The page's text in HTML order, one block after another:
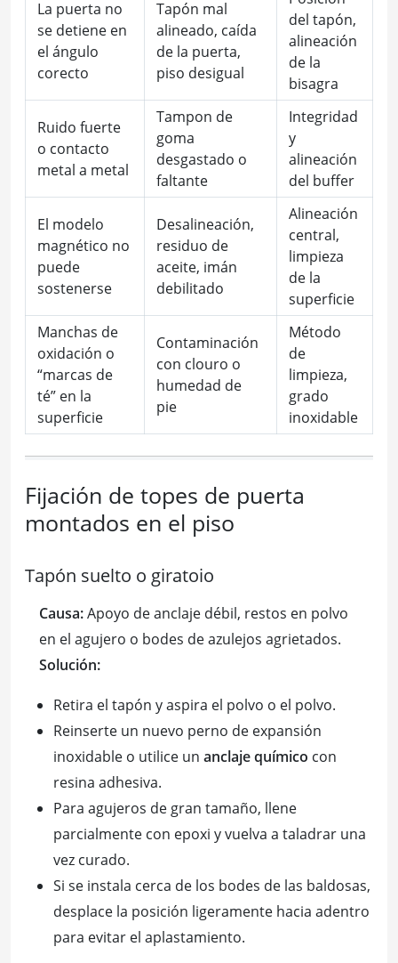
La puerta no
se detiene en
el ángulo
corecto
Tapón mal
alineado, caída
de la puerta,
piso desigual
del tapón,
alineación
de la
bisagra
Ruido fuerte
o contacto
metal a metal
Tampon de
goma
desgastado o
faltante
Integridad
y
alineación
del buffer
El modelo
magnético no
puede
sostenerse
Desalineación,
residuo de
aceite, imán
debilitado
Alineación
central,
limpieza
de la
superficie
Manchas de
oxidación o
“marcas de
té” en la
superficie
Contaminación
con clouro o
humedad de
pie
Método
de
limpieza,
grado
inoxidable
Fijación de topes de puerta
montados en el piso
Tapón suelto o giratoio
Causa:Apoyo de anclaje débil, restos en polvo
en el agujero o bodes de azulejos agrietados.
Solución:
Retira el tapón y aspira el polvo o el polvo.
Reinserte un nuevo perno de expansión
inoxidable o utilice un anclaje químico con
resina adhesiva.
Para agujeros de gran tamaño, llene
parcialmente con epoxi y vuelva a taladrar una
vez curado.
Si se instala cerca de los bodes de las baldosas,
desplace la posición ligeramente hacia adentro
para evitar el aplastamiento.